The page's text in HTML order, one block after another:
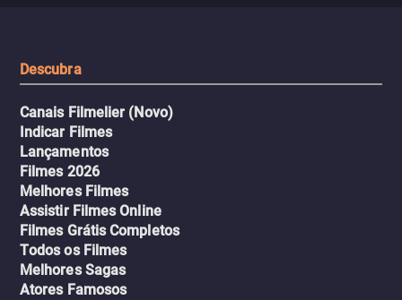
Descubra
Canais Filmelier (Novo)
Indicar Filmes
Lançamentos
Filmes 2026
Melhores Filmes
Assistir Filmes Online
Filmes Grátis Completos
Todos os Filmes
Melhores Sagas
Atores Famosos